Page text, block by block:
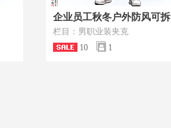
企业员工秋冬户外防风可拆
栏目：男职业装夹克
10
1